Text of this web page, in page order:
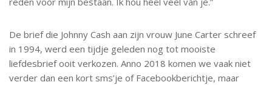
De brief die Johnny Cash aan zijn vrouw June Carter schreef
in 1994, werd een tijdje geleden nog tot mooiste
liefdesbrief ooit verkozen. Anno 2018 komen we vaak niet
verder dan een kort sms’je of Facebookberichtje, maar